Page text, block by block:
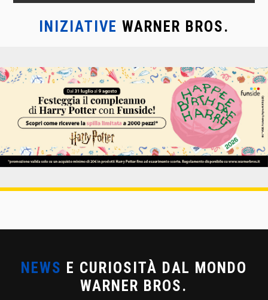
INIZIATIVE WARNER BROS.
NEWS E CURIOSITÀ DAL MONDO
WARNER BROS.